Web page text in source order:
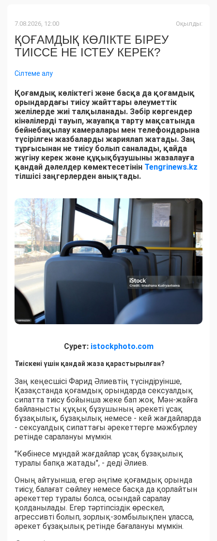
7.08.2026, 12:00 Оқылды:
ҚОҒАМДЫҚ КӨЛІКТЕ БІРЕУ
ТИІССЕ НЕ ІСТЕУ КЕРЕК?
Сілтеме алу
Қоғамдық көліктегі және басқа да қоғамдық
орындардағы тиісу жайттары әлеуметтік
желілерде жиі талқыланады. Зәбір көргендер
кінәлілерді тауып, жауапқа тарту мақсатында
бейнебақылау камералары мен телефондарына
түсірілген жазбаларды жариялап жатады. Заң
тұрғысынан не тиісу болып саналады, қайда
жүгіну керек және құқықбұзушыны жазалауға
қандай дәлелдер көмектесетінін Tengrinews.kz
тілшісі заңгерлерден анықтады.
Сурет: istockphoto.com
Тиіскені үшін қандай жаза қарастырылған?
Заң кеңесшісі Фарид Әлиевтің түсіндіруінше,
Қазақстанда қоғамдық орындарда сексуалдық
сипатта тиісу бойынша жеке бап жоқ. Мән-жайға
байланысты құқық бұзушының әрекеті ұсақ
бұзақылық, бұзақылық немесе - кей жағдайларда
- сексуалдық сипаттағы әрекеттерге мәжбүрлеу
ретінде саралануы мүмкін.
"Көбінесе мұндай жағдайлар ұсақ бұзақылық
туралы бапқа жатады", - деді Әлиев.
Оның айтуынша, егер әңгіме қоғамдық орында
тиісу, балағат сөйлеу немесе басқа да қорлайтын
әрекеттер туралы болса, осындай саралау
қолданылады. Егер тәртіпсіздік өрескел,
агрессивті болып, зорлық-зомбылықпен ұласса,
әрекет бұзақылық ретінде бағалануы мүмкін.